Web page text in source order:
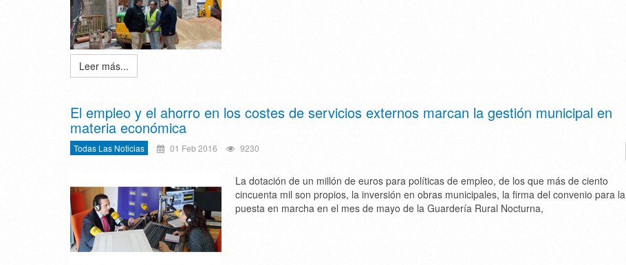
Leer más...
El empleo y el ahorro en los costes de servicios externos marcan la gestión municipal en
materia económica
Todas Las Noticias 01 Feb 2016 9230
La dotación de un millón de euros para políticas de empleo, de los que más de ciento
cincuenta mil son propios, la inversión en obras municipales, la firma del convenio para la
puesta en marcha en el mes de mayo de la Guardería Rural Nocturna,